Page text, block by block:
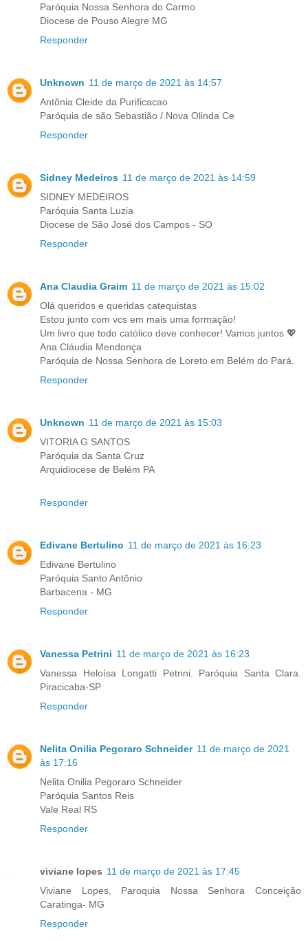
Paróquia Nossa Senhora do Carmo
Diocese de Pouso Alegre MG
Responder
Unknown 11 de março de 2021 às 14:57
Antônia Cleide da Purificacao
Paróquia de são Sebastião / Nova Olinda Ce
Responder
Sidney Medeiros 11 de março de 2021 às 14:59
SIDNEY MEDEIROS
Paróquia Santa Luzia
Diocese de São José dos Campos - SO
Responder
Ana Claudia Graim 11 de março de 2021 às 15:02
Olá queridos e queridas catequistas
Estou junto com vcs em mais uma formação!
Um livro que todo católico deve conhecer! Vamos juntos 💖
Ana Cláudia Mendonça
Paróquia de Nossa Senhora de Loreto em Belém do Pará.
Responder
Unknown 11 de março de 2021 às 15:03
VITORIA G SANTOS
Paróquia da Santa Cruz
Arquidiocese de Belém PA
Responder
Edivane Bertulino 11 de março de 2021 às 16:23
Edivane Bertulino
Paróquia Santo Antônio
Barbacena - MG
Responder
Vanessa Petrini 11 de março de 2021 às 16:23
Vanessa Heloísa Longatti Petrini. Paróquia Santa Clara.
Piracicaba-SP
Responder
Nelita Onilia Pegoraro Schneider 11 de março de 2021
às 17:16
Nelita Onilia Pegoraro Schneider
Paróquia Santos Reis
Vale Real RS
Responder
viviane lopes 11 de março de 2021 às 17:45
Viviane Lopes, Paroquia Nossa Senhora Conceição
Caratinga- MG
Responder